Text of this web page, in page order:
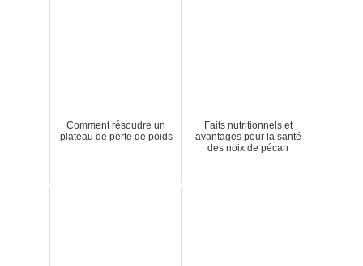
Comment résoudre un
plateau de perte de poids
Faits nutritionnels et
avantages pour la santé
des noix de pécan